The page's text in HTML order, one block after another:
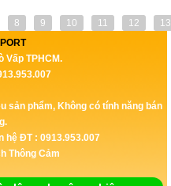
8 9 10 11 12
13
Vấp TPHCM.
sản phẩm, Không có tính năng bán
hệ ĐT : 0913.953.007
Thông Cảm